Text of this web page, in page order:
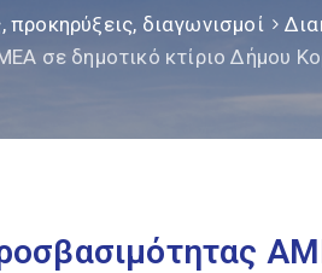
προκηρύξεις, διαγωνισμοί
σε δημοτικό κτίριο Δήμου